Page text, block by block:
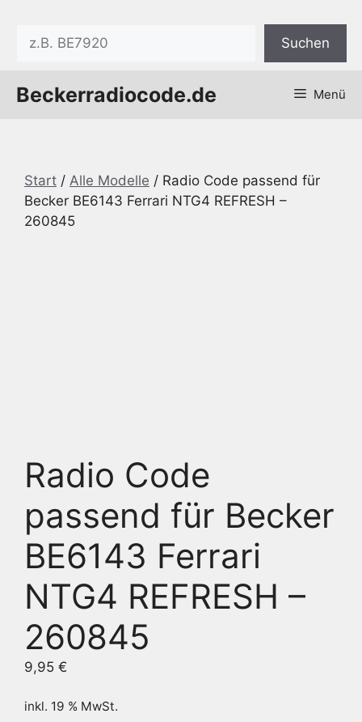
springen
Suchen
Beckerradiocode.de Menü
Start / Alle Modelle / Radio Code passend für
Becker BE6143 Ferrari NTG4 REFRESH –
260845
Radio Code
passend für Becker
BE6143 Ferrari
NTG4 REFRESH –
260845
9,95 €
inkl. 19 % MwSt.